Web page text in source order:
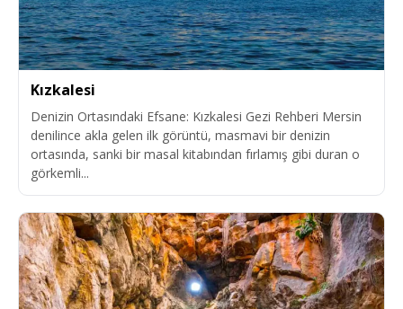
Kızkalesi
Denizin Ortasındaki Efsane: Kızkalesi Gezi Rehberi Mersin
denilince akla gelen ilk görüntü, masmavi bir denizin
ortasında, sanki bir masal kitabından fırlamış gibi duran o
görkemli...